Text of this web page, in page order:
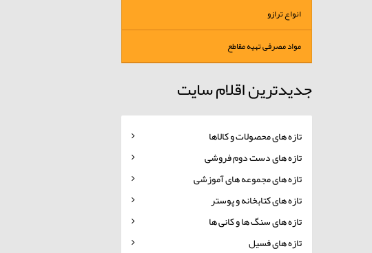
انواع ترازو
مواد مصرفی تهیه مقاطع
جدیدترین اقلام سایت
تازه های محصولات و کالاها
تازه های دست دوم فروشی
تازه های مجموعه های آموزشی
تازه های کتابخانه و پوستر
تازه های سنگ ها و کانی ها
تازه های فسیل